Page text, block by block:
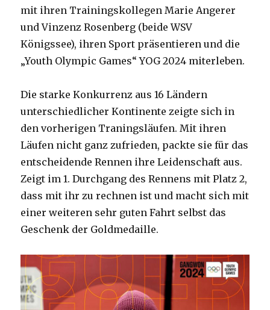
mit ihren Trainingskollegen Marie Angerer
und Vinzenz Rosenberg (beide WSV
Königssee), ihren Sport präsentieren und die
„Youth Olympic Games“ YOG 2024 miterleben.
Die starke Konkurrenz aus 16 Ländern
unterschiedlicher Kontinente zeigte sich in
den vorherigen Traningsläufen. Mit ihren
Läufen nicht ganz zufrieden, packte sie für das
entscheidende Rennen ihre Leidenschaft aus.
Zeigt im 1. Durchgang des Rennens mit Platz 2,
dass mit ihr zu rechnen ist und macht sich mit
einer weiteren sehr guten Fahrt selbst das
Geschenk der Goldmedaille.